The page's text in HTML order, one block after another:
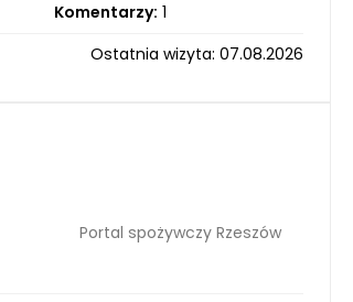
Komentarzy: 1
Ostatnia wizyta: 07.08.2026
Portal spożywczy Rzeszów